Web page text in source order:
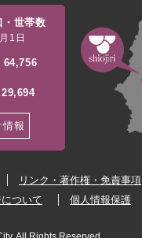
・世帯数
1日
64,756
29,694
情報
リンク・著作権・免責事項
ついて
個人情報保護